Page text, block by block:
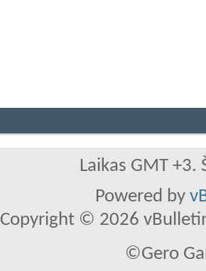
Laikas GMT
Powered by
Copyright © 2026
©Gero